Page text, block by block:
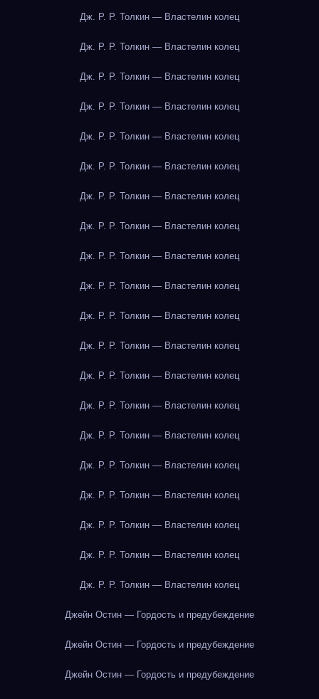
Дж. Р. Р. Толкин — Властелин колец
Дж. Р. Р. Толкин — Властелин колец
Дж. Р. Р. Толкин — Властелин колец
Дж. Р. Р. Толкин — Властелин колец
Дж. Р. Р. Толкин — Властелин колец
Дж. Р. Р. Толкин — Властелин колец
Дж. Р. Р. Толкин — Властелин колец
Дж. Р. Р. Толкин — Властелин колец
Дж. Р. Р. Толкин — Властелин колец
Дж. Р. Р. Толкин — Властелин колец
Дж. Р. Р. Толкин — Властелин колец
Дж. Р. Р. Толкин — Властелин колец
Дж. Р. Р. Толкин — Властелин колец
Дж. Р. Р. Толкин — Властелин колец
Дж. Р. Р. Толкин — Властелин колец
Дж. Р. Р. Толкин — Властелин колец
Дж. Р. Р. Толкин — Властелин колец
Дж. Р. Р. Толкин — Властелин колец
Дж. Р. Р. Толкин — Властелин колец
Дж. Р. Р. Толкин — Властелин колец
Джейн Остин — Гордость и предубеждение
Джейн Остин — Гордость и предубеждение
Джейн Остин — Гордость и предубеждение